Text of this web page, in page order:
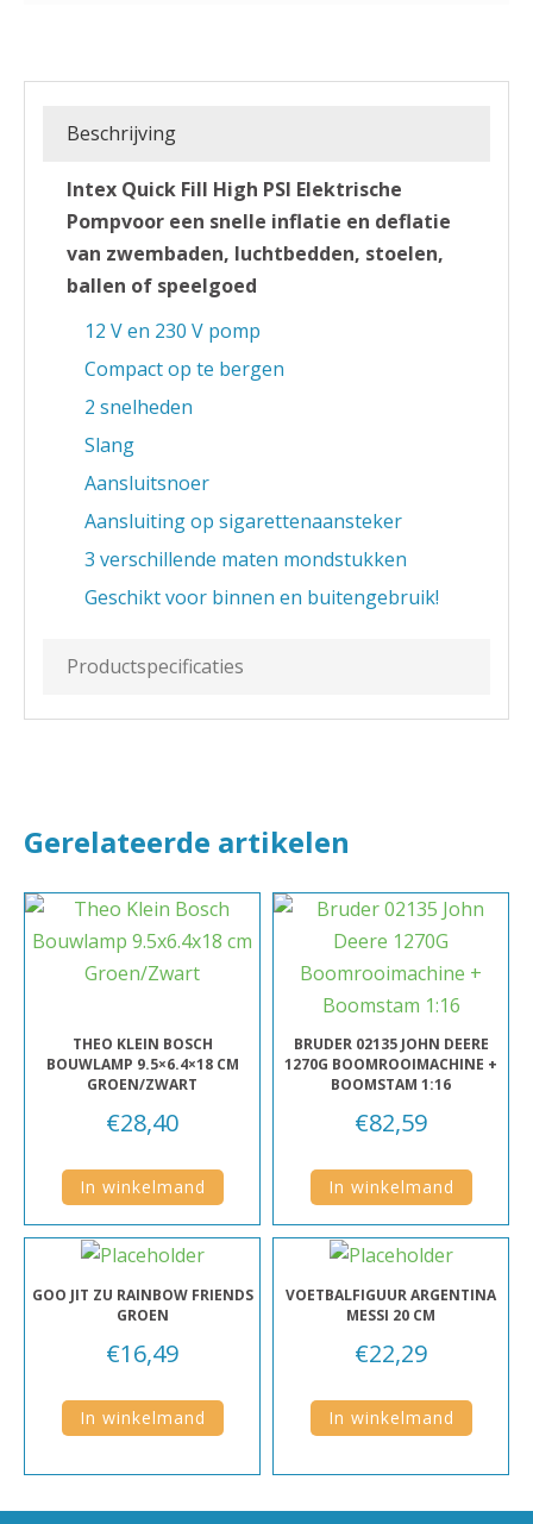
Beschrijving
Intex Quick Fill High PSI Elektrische
Pompvoor een snelle inflatie en deflatie
van zwembaden, luchtbedden, stoelen,
ballen of speelgoed
12 V en 230 V pomp
Compact op te bergen
2 snelheden
Slang
Aansluitsnoer
Aansluiting op sigarettenaansteker
3 verschillende maten mondstukken
Geschikt voor binnen en buitengebruik!
Productspecificaties
Gerelateerde artikelen
THEO KLEIN BOSCH
BOUWLAMP 9.5×6.4×18 CM
GROEN/ZWART
€28,40
In winkelmand
BRUDER 02135 JOHN DEERE
1270G BOOMROOIMACHINE +
BOOMSTAM 1:16
€82,59
In winkelmand
GOO JIT ZU RAINBOW FRIENDS
GROEN
€16,49
In winkelmand
VOETBALFIGUUR ARGENTINA
MESSI 20 CM
€22,29
In winkelmand